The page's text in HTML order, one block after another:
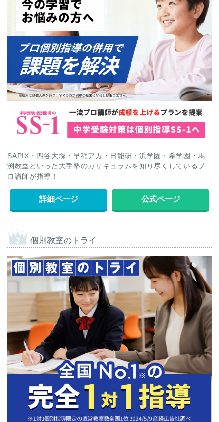
SAPIX・四谷大塚・早稲アカ・日能研・浜学園・希学園・馬
渕教室といった大手塾のカリキュラムを知り尽くしているプ
ロ講師が指導！
詳細ページ 公式ページ
個別教室のトライ